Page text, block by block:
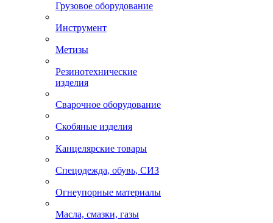
Грузовое оборудование
Инструмент
Метизы
Резинотехнические
изделия
Сварочное оборудование
Скобяные изделия
Канцелярские товары
Спецодежда, обувь, СИЗ
Огнеупорные материалы
Масла, смазки, газы